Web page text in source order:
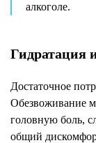
алкоголе.
Гидратация
Достаточное
Обезвоживание
головную боль,
общий